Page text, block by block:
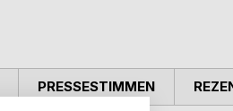
PRESSESTIMMEN